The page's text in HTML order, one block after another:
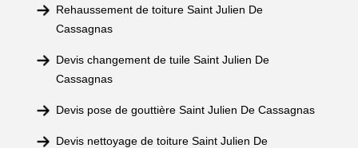
Rehaussement de toiture Saint Julien De
Cassagnas
Devis changement de tuile Saint Julien De
Cassagnas
Devis pose de gouttière Saint Julien De Cassagnas
Devis nettoyage de toiture Saint Julien De